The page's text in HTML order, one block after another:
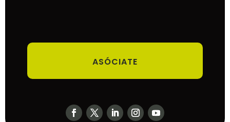
ASÓCIATE